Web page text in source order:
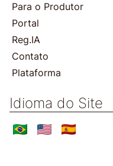
Para o Produtor
Portal
Reg.IA
Contato
Plataforma
Idioma do Site